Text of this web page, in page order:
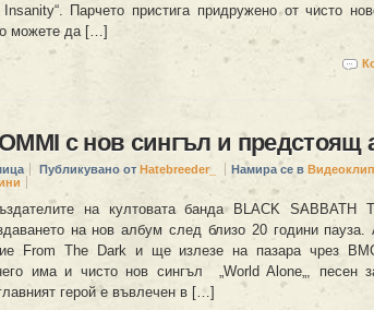
Insanity“. Парчето пристига придружено от чисто
можете да […]
с нов сингъл и предстоящ
Публикувано от Hatebreeder_ Намира се в
на култовата банда BLACK SABBATH
на нов албум след близо 20 години
From The Dark и ще излезе на пазара чрез
има и чисто нов сингъл „World Alone„, песен
герой е въвлечен в […]